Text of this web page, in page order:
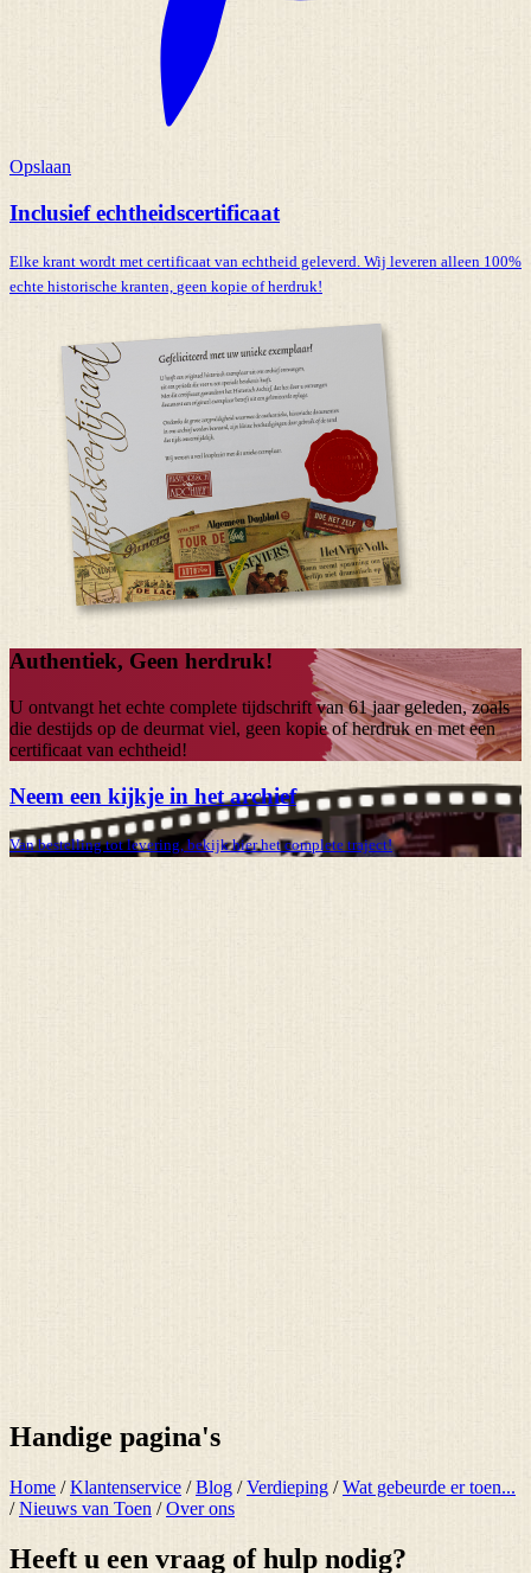
Opslaan
Inclusief echtheidscertificaat
Elke krant wordt met certificaat van echtheid geleverd. Wij leveren alleen 100%
echte historische kranten, geen kopie of herdruk!
Authentiek, Geen herdruk!
U ontvangt het echte complete tijdschrift van61 jaargeleden, zoals
die destijds op de deurmat viel, geen kopie of herdruk en met een
certificaat van echtheid!
Neem een kijkje in het archief
Van bestelling tot levering, bekijk hier het complete traject!
Handige pagina's
Home /Klantenservice /Blog /Verdieping /Wat gebeurde er toen...
/Nieuws van Toen /Over ons
Heeft u een vraag of hulp nodig?